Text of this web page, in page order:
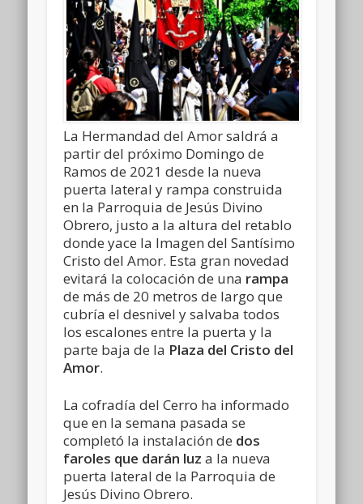
La Hermandad del Amor saldrá a
partir del próximo Domingo de
Ramos de 2021 desde la nueva
puerta lateral y rampa construida
en la Parroquia de Jesús Divino
Obrero, justo a la altura del retablo
donde yace la Imagen del Santísimo
Cristo del Amor. Esta gran novedad
evitará la colocación de una rampa
de más de 20 metros de largo que
cubría el desnivel y salvaba todos
los escalones entre la puerta y la
parte baja de la Plaza del Cristo del
Amor.
La cofradía del Cerro ha informado
que en la semana pasada se
completó la instalación de dos
faroles que darán luz a la nueva
puerta lateral de la Parroquia de
Jesús Divino Obrero.